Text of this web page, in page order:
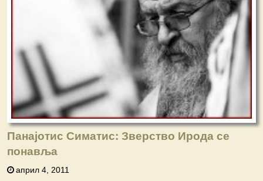
Панајотис Симатис: Зверство Ирода се
понавља
април 4, 2011